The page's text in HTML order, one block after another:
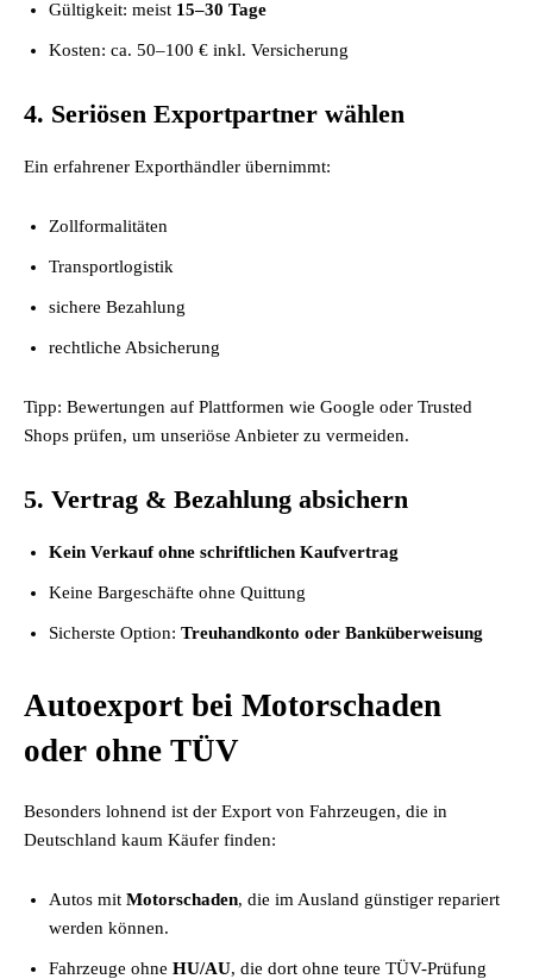
Gültigkeit: meist 15–30 Tage
Kosten: ca. 50–100 € inkl. Versicherung
4. Seriösen Exportpartner wählen
Ein erfahrener Exporthändler übernimmt:
Zollformalitäten
Transportlogistik
sichere Bezahlung
rechtliche Absicherung
Tipp: Bewertungen auf Plattformen wie Google oder Trusted
Shops prüfen, um unseriöse Anbieter zu vermeiden.
5. Vertrag & Bezahlung absichern
Kein Verkauf ohne schriftlichen Kaufvertrag
Keine Bargeschäfte ohne Quittung
Sicherste Option: Treuhandkonto oder Banküberweisung
Autoexport bei Motorschaden
oder ohne TÜV
Besonders lohnend ist der Export von Fahrzeugen, die in
Deutschland kaum Käufer finden:
Autos mit Motorschaden, die im Ausland günstiger repariert
werden können.
Fahrzeuge ohne HU/AU, die dort ohne teure TÜV-Prüfung